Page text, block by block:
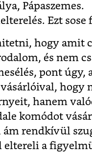
Pápaszemes.
Ezt sose
hogy amit
és nem
pont úgy,
hogy
hanem
komódot
ám rendkívül
eltereli a